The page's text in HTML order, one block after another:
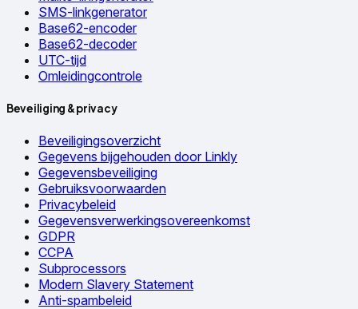
SMS-linkgenerator
Base62-encoder
Base62-decoder
UTC-tijd
Omleidingcontrole
Beveiliging & privacy
Beveiligingsoverzicht
Gegevens bijgehouden door Linkly
Gegevensbeveiliging
Gebruiksvoorwaarden
Privacybeleid
Gegevensverwerkingsovereenkomst
GDPR
CCPA
Subprocessors
Modern Slavery Statement
Anti-spambeleid